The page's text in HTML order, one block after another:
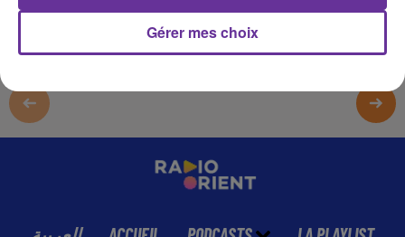
Gérer mes choix